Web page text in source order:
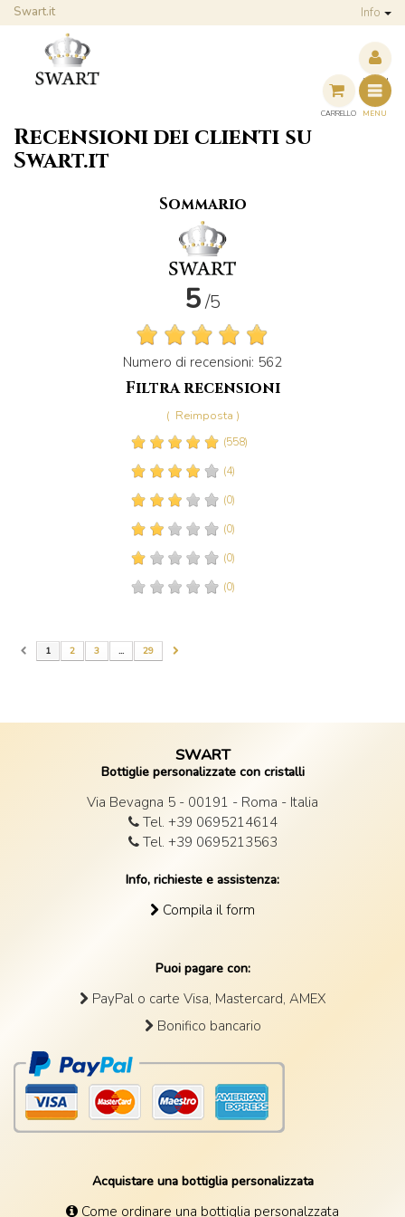
Swart.it Info
ACCEDI
CARRELLO MENU
Recensioni dei clienti su
Swart.it
Sommario
5/5
Numero di recensioni: 562
Filtra recensioni
( Reimposta )
(558)
(4)
(0)
(0)
(0)
(0)
1 2 3 ... 29
SWART
Bottiglie personalizzate con cristalli
Via Bevagna 5 - 00191 - Roma - Italia
Tel. +39 0695214614
Tel. +39 0695213563
Info, richieste e assistenza:
Compila il form
Puoi pagare con:
PayPal o carte Visa, Mastercard, AMEX
Bonifico bancario
Acquistare una bottiglia personalizzata
Come ordinare una bottiglia personalzzata